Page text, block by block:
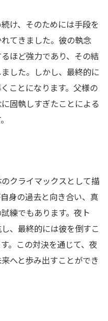
け、そのためには手段を
てきました。彼の執念
ほど強力であり、その結
した。しかし、最終的に
ことになります。父様の
固執しすぎたことによる
クライマックスとして描
身の過去と向き合い、真
練でもあります。夜ト
、最終的には彼を倒すこ
。この対決を通じて、夜
へと歩み出すことができ